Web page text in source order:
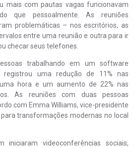
mais com pautas vagas funcionavam
que pessoalmente. As reuniões
problemáticas – nos escritórios, as
entre uma reunião e outra para ir
checar seus telefones.
trabalhando em um software
registrou uma redução de 11% nas
hora e um aumento de 22% nas
As reuniões com duas pessoas
com Emma Williams, vice-presidente
transformações modernas no local
iniciaram videoconferências sociais,